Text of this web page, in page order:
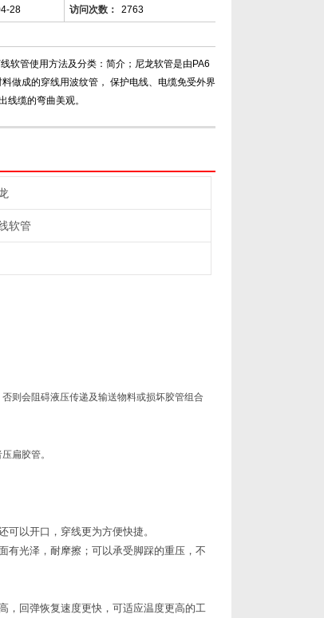
28 访问次数： 2763
软管使用方法及分类：简介；尼龙软管是由PA6
做成的穿线用波纹管， 保护电线、电缆免受外界
线缆的弯曲美观。
软管
则会阻碍液压传递及输送物料或损坏胶管组合
扁胶管。
以开口，穿线更为方便快捷。
有光泽，耐摩擦；可以承受脚踩的重压，不
，回弹恢复速度更快，可适应温度更高的工